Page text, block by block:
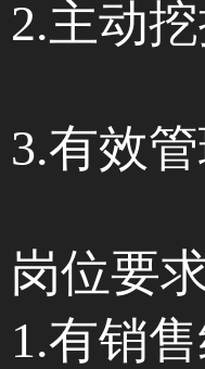
2.主动
3.有效
岗位要求
1.有销